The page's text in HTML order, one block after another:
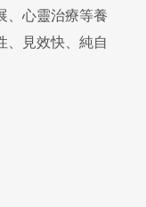
、心靈治療等養
、見效快、純自